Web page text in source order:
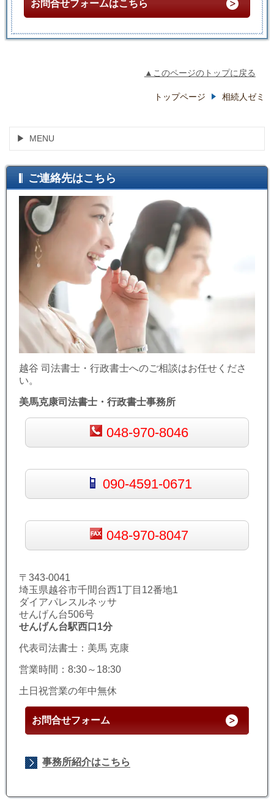
お問合せフォームはこちら
▲このページのトップに戻る
トップページ 相続人ゼミ
MENU
ご連絡先はこちら
越谷 司法書士・行政書士へのご相談はお任せくださ
い。
美馬克康司法書士・行政書士事務所
048-970-8046
090-4591-0671
048-970-8047
〒343-0041
埼玉県越谷市千間台西1丁目12番地1
ダイアパレスルネッサ
せんげん台506号
せんげん台駅西口1分
代表司法書士：美馬 克康
営業時間：8:30～18:30
土日祝営業の年中無休
お問合せフォーム
事務所紹介はこちら